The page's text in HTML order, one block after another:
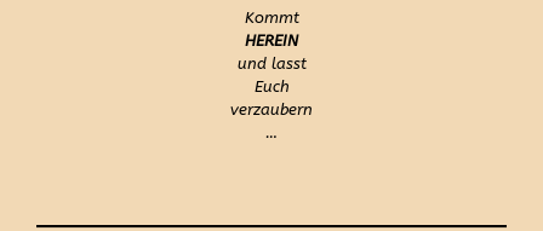
Kommt
HEREIN
und lasst
Euch
verzaubern
…